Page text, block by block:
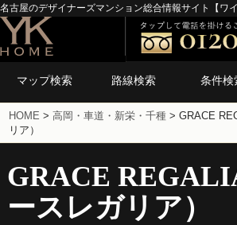
名古屋のデザイナーズマンション総合情報サイト【ワイ
マップ検索 路線検索 条件検
HOME >高岡・車道・新栄・千種 >GRACE
リア）
GRACE
ースレガリア）